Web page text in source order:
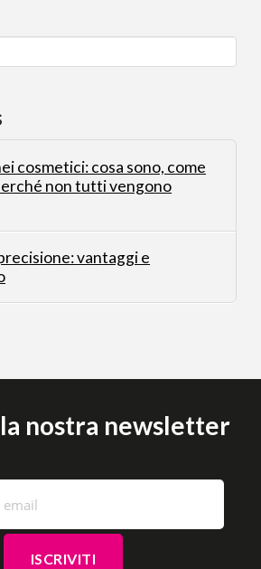
cosmetici: cosa sono, come
non tutti vengono
vantaggi e
nostra newsletter